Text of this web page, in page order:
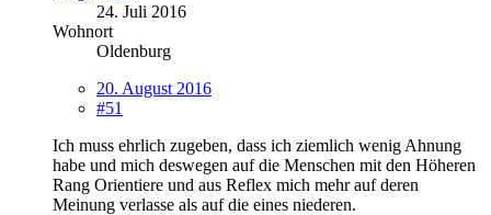
24. Juli 2016
Wohnort
Oldenburg
20. August 2016
#51
Ich muss ehrlich zugeben, dass ich ziemlich wenig Ahnung
habe und mich deswegen auf die Menschen mit den Höheren
Rang Orientiere und aus Reflex mich mehr auf deren
Meinung verlasse als auf die eines niederen.